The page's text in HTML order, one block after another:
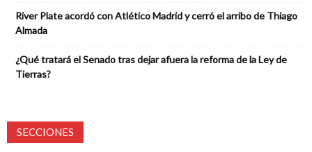
River Plate acordó con Atlético Madrid y cerró el arribo de Thiago
Almada
¿Qué tratará el Senado tras dejar afuera la reforma de la Ley de
Tierras?
SECCIONES